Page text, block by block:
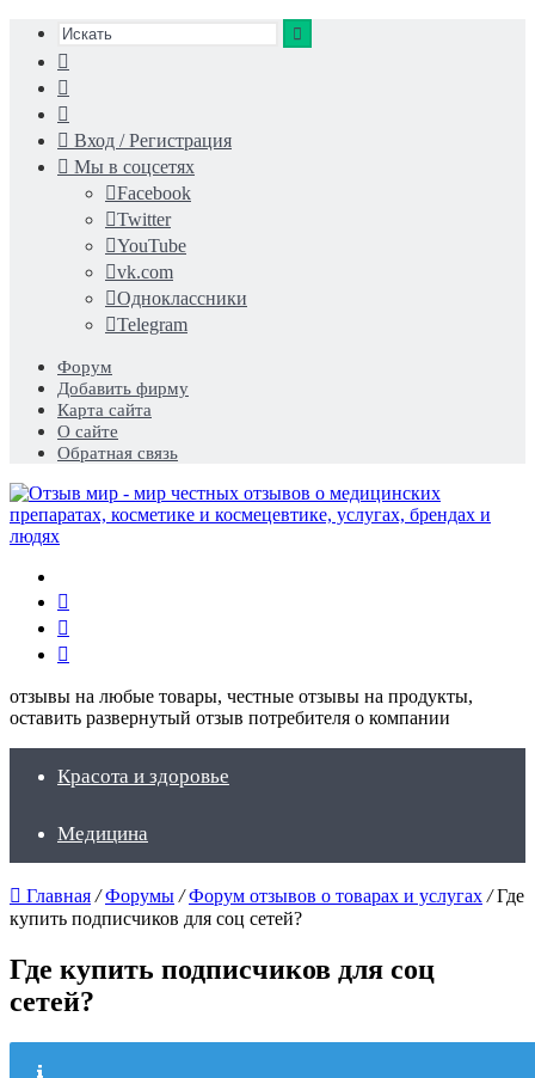
Искать
статья
Вход / Регистрация
Мы в соцсетях
Facebook
Twitter
YouTube
vk.com
Одноклассники
Telegram
Форум
Добавить фирму
Карта сайта
О сайте
Обратная связь
отзывы на любые товары, честные отзывы на продукты,
оставить развернутый отзыв потребителя о компании
Красота и здоровье
Медицина
Главная / Форумы / Форум отзывов о товарах и услугах / Где
купить подписчиков для соц сетей?
Где купить подписчиков для соц
сетей?